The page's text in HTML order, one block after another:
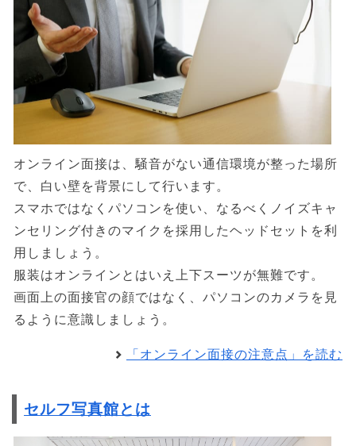
オンライン面接は、騒音がない通信環境が整った場所
で、白い壁を背景にして行います。
スマホではなくパソコンを使い、なるべくノイズキャ
ンセリング付きのマイクを採用したヘッドセットを利
用しましょう。
服装はオンラインとはいえ上下スーツが無難です。
画面上の面接官の顔ではなく、パソコンのカメラを見
るように意識しましょう。
「オンライン面接の注意点」を読む
セルフ写真館とは